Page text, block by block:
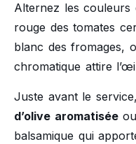
Alternez les couleurs
rouge des tomates
blanc des fromages,
chromatique attire
Juste avant le
d’olive aromatiséeou
balsamique qui